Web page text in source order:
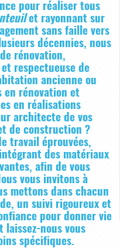
pour réaliser tous
et rayonnant sur
sans faille vers
décennies, nous
rénovation,
respectueuse de
ancienne ou
en rénovation et
en réalisations
architecte de vos
de construction ?
travail éprouvées,
des matériaux
afin de vous
vous invitons à
mettons dans chacun
un suivi rigoureux et
pour donner vie
laissez-nous vous
spécifiques.